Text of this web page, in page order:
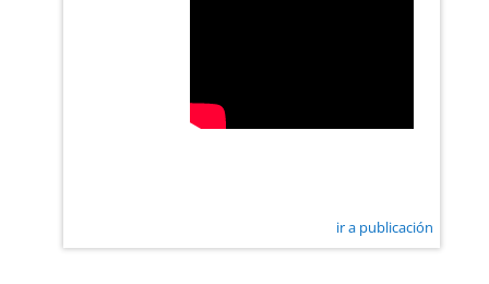
ir a publicación